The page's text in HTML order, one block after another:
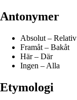
Antonymer
Absolut – Relativ
Framåt – Bakåt
Här – Där
Ingen – Alla
Etymologi